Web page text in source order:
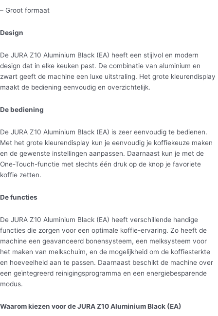
– Groot formaat
Design
De JURA Z10 Aluminium Black (EA) heeft een stijlvol en modern
design dat in elke keuken past. De combinatie van aluminium en
zwart geeft de machine een luxe uitstraling. Het grote kleurendisplay
maakt de bediening eenvoudig en overzichtelijk.
De bediening
De JURA Z10 Aluminium Black (EA) is zeer eenvoudig te bedienen.
Met het grote kleurendisplay kun je eenvoudig je koffiekeuze maken
en de gewenste instellingen aanpassen. Daarnaast kun je met de
One-Touch-functie met slechts één druk op de knop je favoriete
koffie zetten.
De functies
De JURA Z10 Aluminium Black (EA) heeft verschillende handige
functies die zorgen voor een optimale koffie-ervaring. Zo heeft de
machine een geavanceerd bonensysteem, een melksysteem voor
het maken van melkschuim, en de mogelijkheid om de koffiesterkte
en hoeveelheid aan te passen. Daarnaast beschikt de machine over
een geïntegreerd reinigingsprogramma en een energiebesparende
modus.
Waarom kiezen voor de JURA Z10 Aluminium Black (EA)